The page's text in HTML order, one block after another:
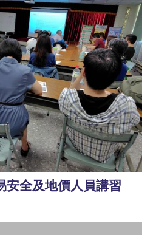
安全及地價人員講習